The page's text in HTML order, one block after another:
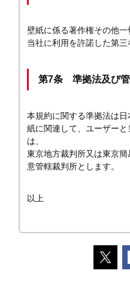
壁紙に係る著作権その他
当社に利用を許諾した第三
第7条 準拠法及び
本規約に関する準拠法は
紙に関連して、ユーザー
は、
東京地方裁判所又は東京
意管轄裁判所とします。
以上